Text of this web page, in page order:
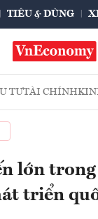
TIÊU & DÙNG
TƯTÀI CHÍNH
lớn
triển